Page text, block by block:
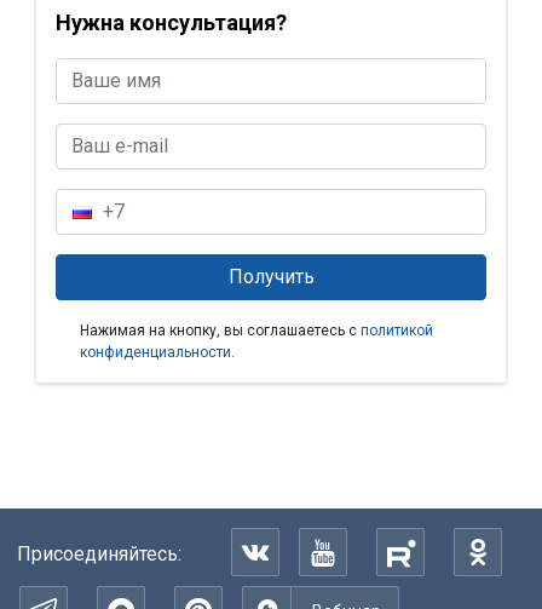
Нужна консультация?
Нажимая на кнопку, вы соглашаетесь с политикой
конфиденциальности
Присоединяйтесь: